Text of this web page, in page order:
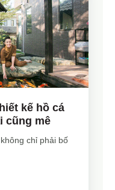
kế hồ cá
cũng mê
chỉ phải bố